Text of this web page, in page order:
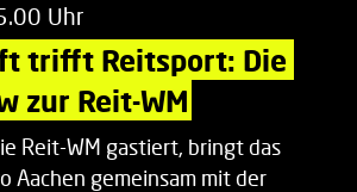
Uhr
trifft Reitsport: Die
zur Reit-WM
Reit-WM gastiert, bringt das
Aachen gemeinsam mit der